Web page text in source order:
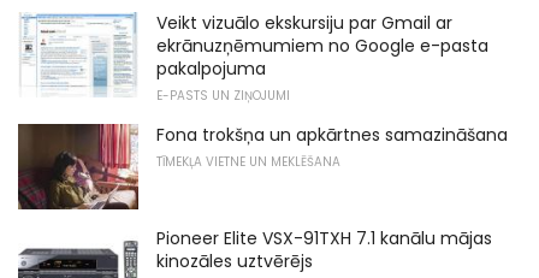
Veikt vizuālo ekskursiju par Gmail ar
ekrānuzņēmumiem no Google e-pasta
pakalpojuma
E-PASTS UN ZIŅOJUMI
Fona trokšņa un apkārtnes samazināšana
TĪMEKĻA VIETNE UN MEKLĒŠANA
Pioneer Elite VSX-91TXH 7.1 kanālu mājas
kinozāles uztvērējs